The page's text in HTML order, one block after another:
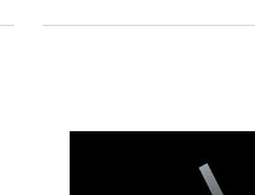
形 アルカリ乾